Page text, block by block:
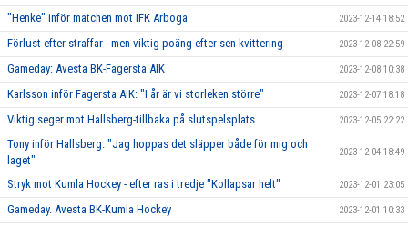
"Henke" inför matchen mot IFK Arboga 2023-12-14 18:52
Förlust efter straffar - men viktig poäng efter sen kvittering 2023-12-08 22:59
Gameday: Avesta BK-Fagersta AIK 2023-12-08 10:38
Karlsson inför Fagersta AIK: "I år är vi storleken större" 2023-12-07 18:18
Viktig seger mot Hallsberg-tillbaka på slutspelsplats 2023-12-05 22:22
Tony inför Hallsberg: "Jag hoppas det släpper både för mig och
laget"
2023-12-04 18:49
Stryk mot Kumla Hockey - efter ras i tredje "Kollapsar helt" 2023-12-01 23:05
Gameday. Avesta BK-Kumla Hockey 2023-12-01 10:33